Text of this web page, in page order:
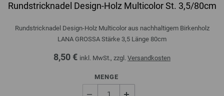
Rundstricknadel Design-Holz Multicolor St. 3,5/80cm
Rundstricknadel Design-Holz Multicolor aus nachhaltigem Birkenholz
LANA GROSSA Stärke 3,5 Länge 80cm
8,50 € inkl. MwSt., zzgl. Versandkosten
MENGE